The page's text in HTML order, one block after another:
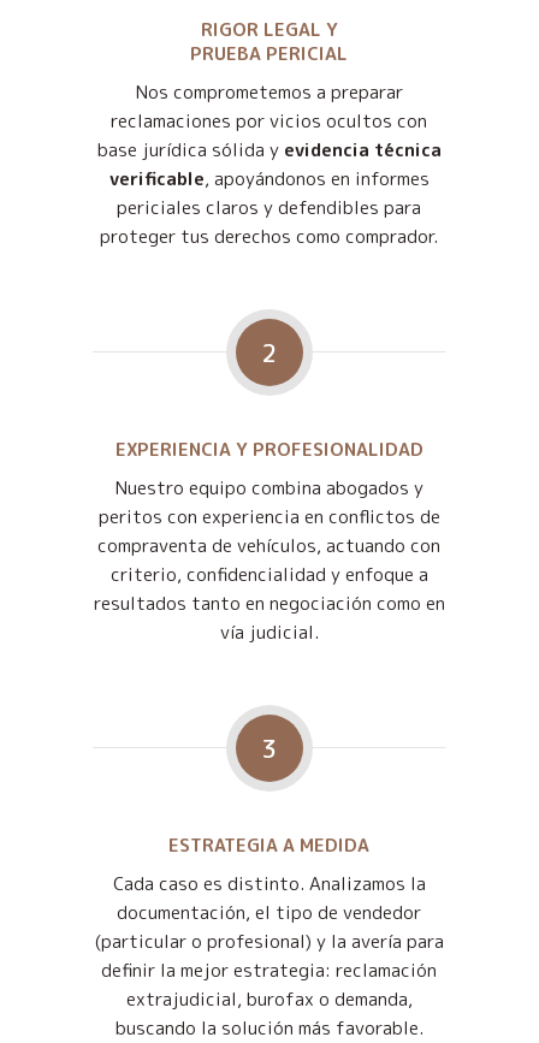
RIGOR LEGAL Y
PRUEBA PERICIAL
Nos comprometemos a preparar
reclamaciones por vicios ocultos con
base jurídica sólida y evidencia técnica
verificable, apoyándonos en informes
periciales claros y defendibles para
proteger tus derechos como comprador.
2
EXPERIENCIA Y PROFESIONALIDAD
Nuestro equipo combina abogados y
peritos con experiencia en conflictos de
compraventa de vehículos, actuando con
criterio, confidencialidad y enfoque a
resultados tanto en negociación como en
vía judicial.
3
ESTRATEGIA A MEDIDA
Cada caso es distinto. Analizamos la
documentación, el tipo de vendedor
(particular o profesional) y la avería para
definir la mejor estrategia: reclamación
extrajudicial, burofax o demanda,
buscando la solución más favorable.